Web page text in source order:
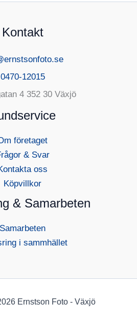
Kontakt
0470-12015
4 352 30 Växjö
företaget
& Svar
oss
Köpvillkor
& Samarbeten
Samarbeten
i sammhället
Ernstson Foto - Växjö